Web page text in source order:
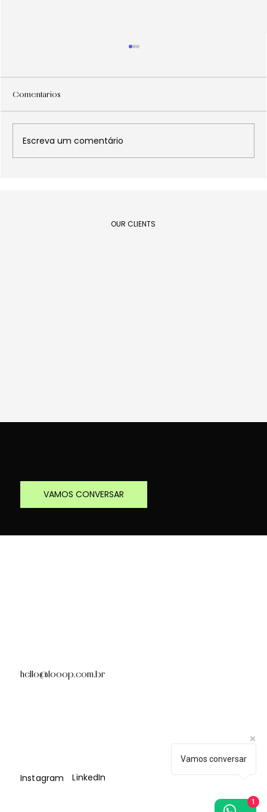
hello@looop.com.br
Instagram LinkedIn
Comentários
Escreva um comentário
VAMOS CONVERSAR
OUR CLIENTS
Vamos conversar
1